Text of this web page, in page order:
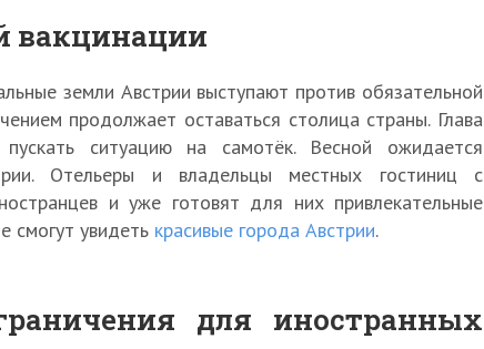
вакцинации
земли Австрии выступают против обязательной
продолжает оставаться столица страны. Глава
ситуацию на самотёк. Весной ожидается
Отельеры и владельцы местных гостиниц с
и уже готовят для них привлекательные
смогут увидеть красивые города Австрии.
для иностранных